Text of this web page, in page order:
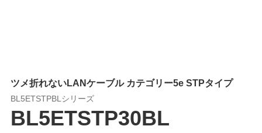
ツメ折れないLANケーブル カテゴリー5e STPタイプ
BL5ETSTPBLシリーズ
BL5ETSTP30BL